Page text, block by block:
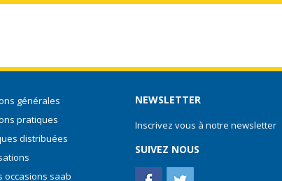
générales
pratiques
distribuées
occasions saab
NEWSLETTER
Inscrivez vous à notre newsletter
SUIVEZ NOUS